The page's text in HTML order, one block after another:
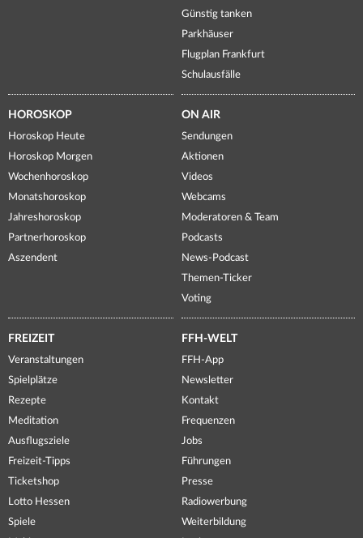
Günstig tanken
Parkhäuser
Flugplan Frankfurt
Schulausfälle
HOROSKOP
Horoskop Heute
Horoskop Morgen
Wochenhoroskop
Monatshoroskop
Jahreshoroskop
Partnerhoroskop
Aszendent
ON AIR
Sendungen
Aktionen
Videos
Webcams
Moderatoren & Team
Podcasts
News-Podcast
Themen-Ticker
Voting
FREIZEIT
Veranstaltungen
Spielplätze
Rezepte
Meditation
Ausflugsziele
Freizeit-Tipps
Ticketshop
Lotto Hessen
Spiele
FFH-WELT
FFH-App
Newsletter
Kontakt
Frequenzen
Jobs
Führungen
Presse
Radiowerbung
Weiterbildung